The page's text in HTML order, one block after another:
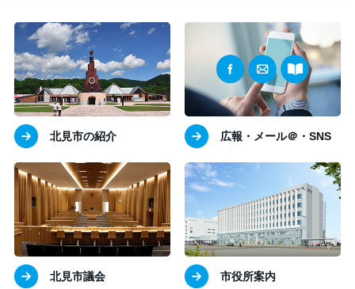
北見市の紹介 広報・メール＠・SNS
北見市議会 市役所案内